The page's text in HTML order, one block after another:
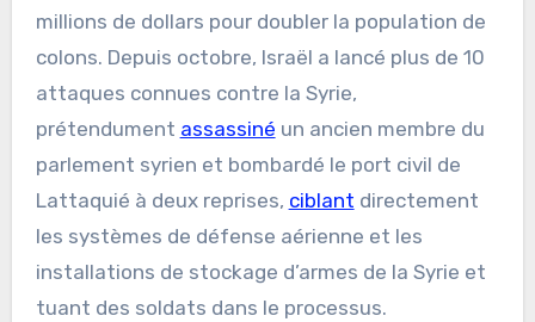
millions de dollars pour doubler la population de
colons. Depuis octobre, Israël a lancé plus de 10
attaques connues contre la Syrie,
prétendument assassiné un ancien membre du
parlement syrien et bombardé le port civil de
Lattaquié à deux reprises, ciblant directement
les systèmes de défense aérienne et les
installations de stockage d’armes de la Syrie et
tuant des soldats dans le processus.